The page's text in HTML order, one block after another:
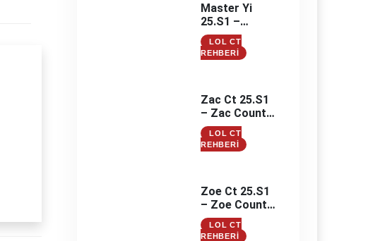
Master Yi
25.S1 –
Master Yi
Counter –
Master Yi
LOL CT
REHBERI
Zac Ct 25.S1
– Zac Counter
– Zac
Counterleri
LOL CT
REHBERI
Zoe Ct 25.S1
– Zoe Counter
– Zoe
Counterleri
LOL CT
REHBERI